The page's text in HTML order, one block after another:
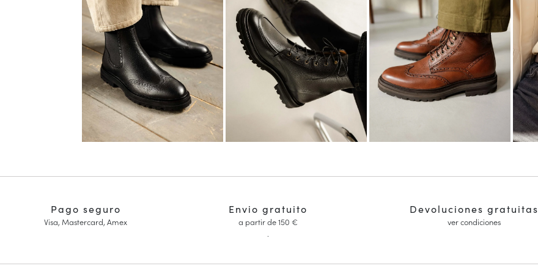
Envio gratuito
a partir de 150 €
.
Devoluciones gratuitas
ver condiciones
Pago seguro
Visa, Mastercard, Amex